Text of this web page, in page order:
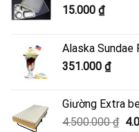
15.000 ₫
Alaska Sundae
351.000 ₫
Giường Extra
4.500.000₫ Giá